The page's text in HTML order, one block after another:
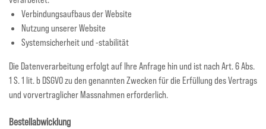
Verbindungsaufbaus der Website
Nutzung unserer Website
Systemsicherheit und -stabilität
Die Datenverarbeitung erfolgt auf Ihre Anfrage hin und ist nach Art. 6 Abs.
1 S. 1 lit. b DSGVO zu den genannten Zwecken für die Erfüllung des Vertrags
und vorvertraglicher Massnahmen erforderlich.
Bestellabwicklung